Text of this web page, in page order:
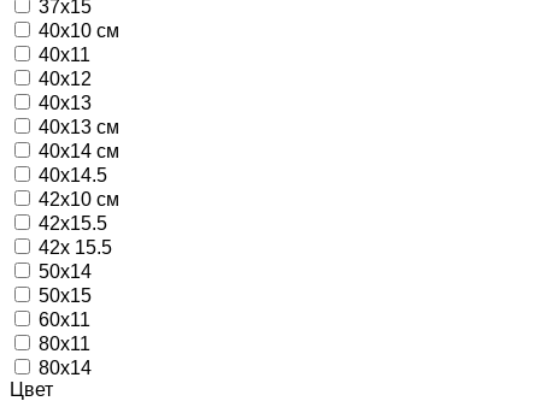
37х15
40х10 см
40х11
40х12
40х13
40х13 см
40х14 см
40х14.5
42х10 см
42х15.5
42х 15.5
50х14
50х15
60х11
80х11
80х14
Цвет